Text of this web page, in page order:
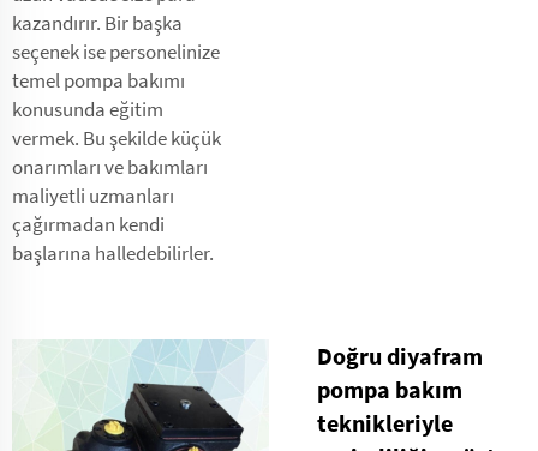
kazandırır. Bir başka
seçenek ise personelinize
temel pompa bakımı
konusunda eğitim
vermek. Bu şekilde küçük
onarımları ve bakımları
maliyetli uzmanları
çağırmadan kendi
başlarına halledebilirler.
Doğru diyafram
pompa bakım
teknikleriyle